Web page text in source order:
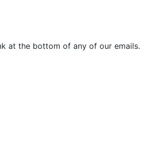
at the bottom of any of our emails.